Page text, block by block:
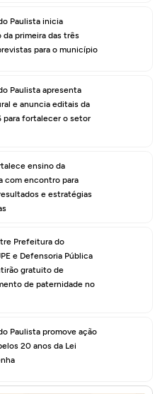
Paulista inicia
primeira das três
para o município
Paulista apresenta
e anuncia editais da
para fortalecer o setor
ensino da
com encontro para
e estratégias
Prefeitura do
e Defensoria Pública
gratuito de
de paternidade no
Paulista promove ação
20 anos da Lei